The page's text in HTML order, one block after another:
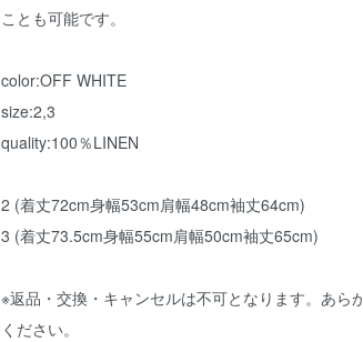
ことも可能です。
color:OFF WHITE
size:2,3
quality:100％LINEN
2 (着丈72cm身幅53cm肩幅48cm袖丈64cm)
3 (着丈73.5cm身幅55cm肩幅50cm袖丈65cm)
※返品・交換・キャンセルは不可となります。あら
ください。